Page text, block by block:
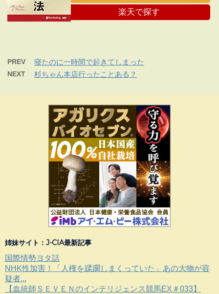
楽天で探す
PREV 寝たのに一時間で起きてしまった
NEXT 杉ちゃん本店行ったことある？
姉妹サイト：J-CIA最新記事
国際情勢ヨタ話
NHK性加害！「人権を蹂躙しまくっていた」あの大物が容
疑者...
【血統師ＳＥＶＥＮのインテリジェンス競馬EX＃033】